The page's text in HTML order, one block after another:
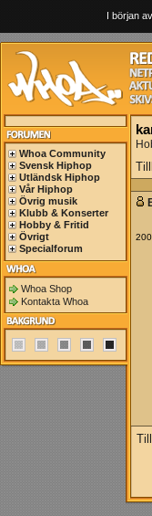
I början
Whoa Community
Svensk Hiphop
Utländsk Hiphop
Vår Hiphop
Övrig musik
Klubb & Konserter
Hobby & Fritid
Övrigt
Specialforum
Whoa Shop
Kontakta Whoa